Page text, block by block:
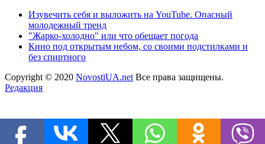
Изувечить себя и выложить на YouTube. Опасный
молодежный тренд
"Жарко-холодно" или что обещает погода
Кино под открытым небом, со своими подстилками и
без спиртного
Copyright © 2020 NovostiUA.net Все права защищены.
Редакция